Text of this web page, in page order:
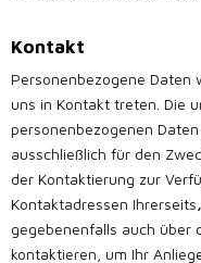
Kontakt
Personenbezogene Daten
uns in Kontakt treten. Die
personenbezogenen
ausschließlich für den
der Kontaktierung zur
Kontaktadressen Ihrerseits,
gegebenenfalls auch über
kontaktieren, um Ihr